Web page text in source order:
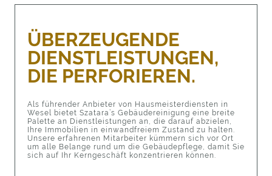
ÜBERZEUGENDE
DIENSTLEISTUNGEN,
DIE PERFORIEREN.
Als führender Anbieter von Hausmeisterdiensten in
Wesel bietet Szatara’s Gebäudereinigung eine breite
Palette an Dienstleistungen an, die darauf abzielen,
Ihre Immobilien in einwandfreiem Zustand zu halten.
Unsere erfahrenen Mitarbeiter kümmern sich vor Ort
um alle Belange rund um die Gebäudepflege, damit Sie
sich auf Ihr Kerngeschäft konzentrieren können.